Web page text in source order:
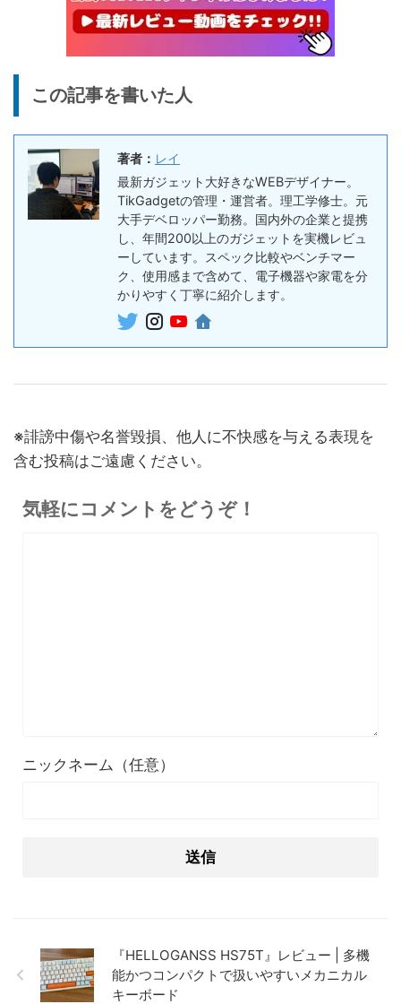
応の高コスパなワイヤレスイ
ヤホン
終了日未定
ール
AI動画生成！使い方・料金プ
ボイスレコー
ダー
『PLAUD NOTE』レビュ
ー、文字起こし＆GPT-4o要
約機能搭載、超薄型のAIボイ
スレコーダー
27,500円
26,125 円
終了日未定
『PLAUD NotePin』レビュ
ー！録音・文字起こし・要約
までこれ1台、超小型ウェア
27,500円
5%オフ
リットデメリット徹底解説
この記事を書いた人
著者： レイ
最新ガジェット大好きなWEBデザイナー。
TikGadgetの管理・運営者。理工学修士。元
大手デベロッパー勤務。国内外の企業と提携
し、年間200以上のガジェットを実機レビュ
ーしています。スペック比較やベンチマー
ク、使用感まで含めて、電子機器や家電を分
かりやすく丁寧に紹介します。
※誹謗中傷や名誉毀損、他人に不快感を与える表現を
含む投稿はご遠慮ください。
気軽にコメントをどうぞ！
ニックネーム（任意）
『HELLOGANSS HS75T』レビュー | 多機
能かつコンパクトで扱いやすいメカニカル
キーボード